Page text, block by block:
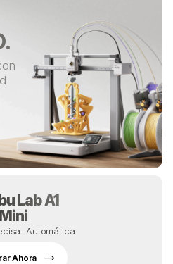
Lab A1
Mini
Automática.
Ahora